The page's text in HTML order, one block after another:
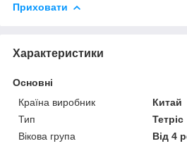
Приховати
Характеристики
Основні
Країна виробник
Китай
Тип
Тетріс
Вікова група
Від 4